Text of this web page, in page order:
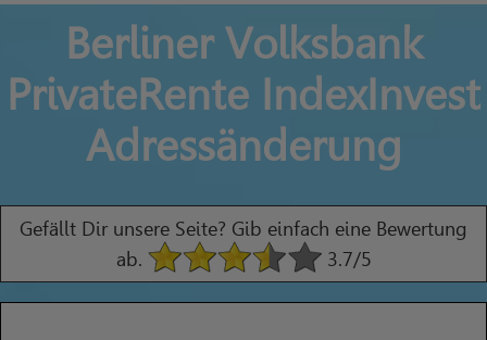
Berliner Volksbank
PrivateRente IndexInvest
Adressänderung
Gefällt Dir unsere Seite? Gib einfach eine Bewertung
ab.
3.7/5